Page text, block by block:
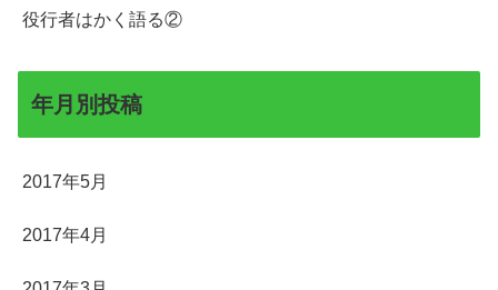
役行者はかく語る②
年月別投稿
2017年5月
2017年4月